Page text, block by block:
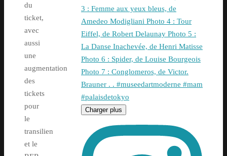
du
ticket,
avec
aussi
une
augmentation
des
tickets
pour
le
transilien
et le
Charger plus